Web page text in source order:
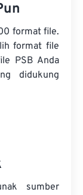
format file.
format file
PSB Anda
didukung
sumber